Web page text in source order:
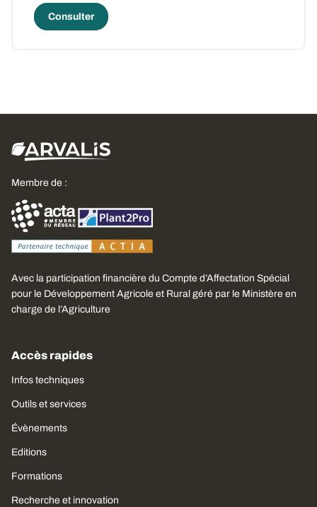
Consulter
Membre de :
Avec la participation financière du Compte d’Affectation Spécial
pour le Développement Agricole et Rural géré par le Ministère en
charge de l’Agriculture
Accès rapides
Infos techniques
Outils et services
Évènements
Editions
Formations
Recherche et innovation